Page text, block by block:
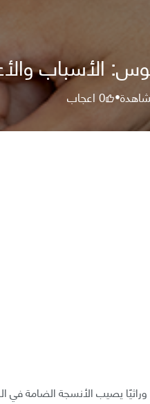
الأسباب
•
0اعجاب
وراثيًا يصيب الأنسجة الضامة